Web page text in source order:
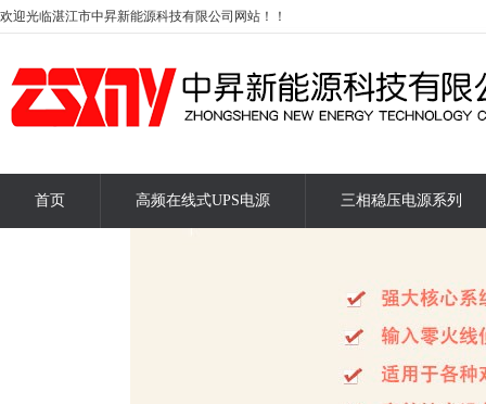
欢迎光临湛江市中昇新能源科技有限公司网站！！
首页 高频在线式UPS电源 三相稳压电源系列